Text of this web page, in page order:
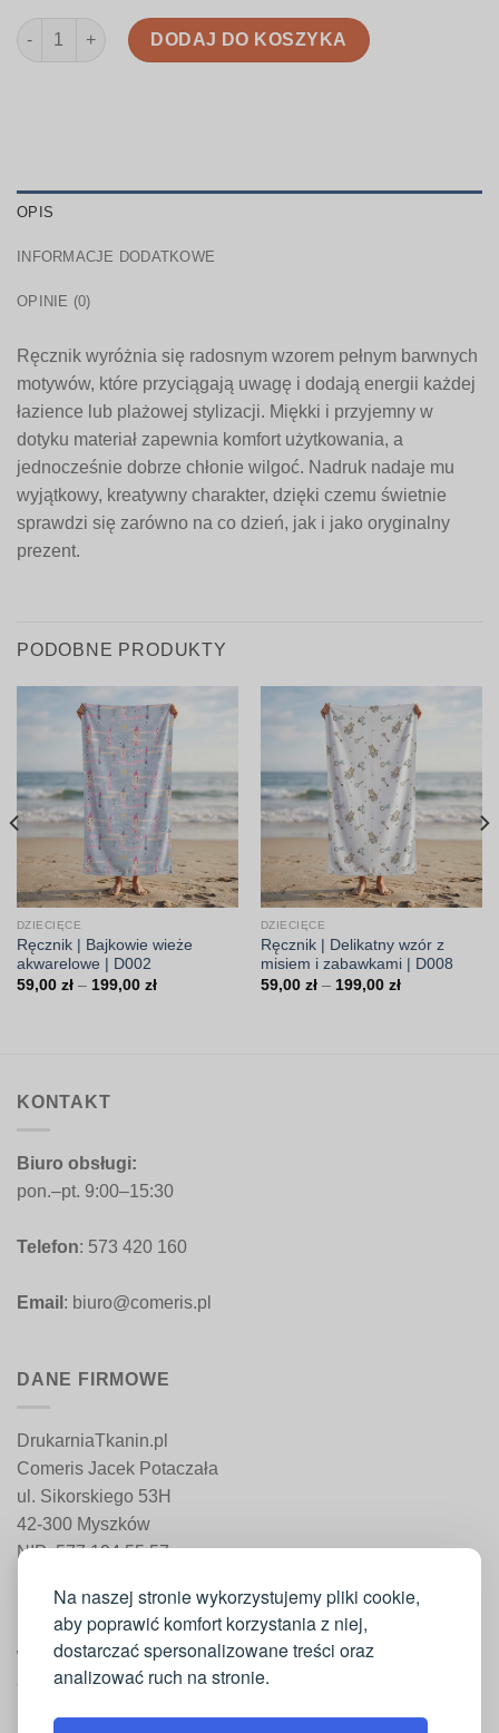
Na naszej stronie wykorzystujemy pliki cookie,
aby poprawić komfort korzystania z niej,
dostarczać spersonalizowane treści oraz
analizować ruch na stronie.
ilość Ręcznik | Kolorowe odciski dłoni | D019
DODAJ DO KOSZYKA
OPIS
INFORMACJE DODATKOWE
OPINIE (0)
Ręcznik wyróżnia się radosnym wzorem pełnym barwnych
motywów, które przyciągają uwagę i dodają energii każdej
łazience lub plażowej stylizacji. Miękki i przyjemny w
dotyku materiał zapewnia komfort użytkowania, a
jednocześnie dobrze chłonie wilgoć. Nadruk nadaje mu
wyjątkowy, kreatywny charakter, dzięki czemu świetnie
sprawdzi się zarówno na co dzień, jak i jako oryginalny
prezent.
PODOBNE PRODUKTY
DZIECIĘCE
Ręcznik | Bajkowie wieże
akwarelowe | D002
59,00 zł – 199,00 złZakres
DZIECIĘCE
Ręcznik | Delikatny wzór z
misiem i zabawkami | D008
59,00 zł – 199,00 złZakres
KONTAKT
Biuro obsługi:
pon.–pt. 9:00–15:30
Telefon: 573 420 160
Email : biuro@comeris.pl
DANE FIRMOWE
DrukarniaTkanin.pl
Comeris Jacek Potaczała
ul. Sikorskiego 53H
42-300 Myszków
NIP: 577 194 55 57
WAŻNE INFORMACJE
Moje konto